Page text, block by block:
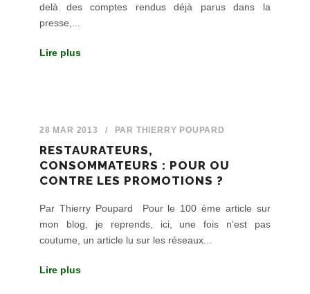
delà des comptes rendus déjà parus dans la
presse,...
Lire plus
28 MAR 2013 / PAR THIERRY POUPARD
RESTAURATEURS,
CONSOMMATEURS : POUR OU
CONTRE LES PROMOTIONS ?
Par Thierry Poupard Pour le 100 ème article sur
mon blog, je reprends, ici, une fois n’est pas
coutume, un article lu sur les réseaux...
Lire plus